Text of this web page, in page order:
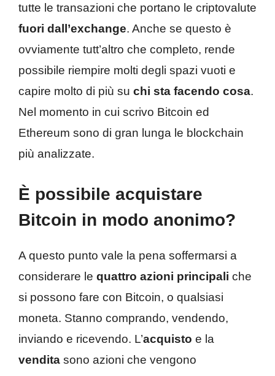
tutte le transazioni che portano le criptovalute
fuori dall’exchange. Anche se questo è
ovviamente tutt’altro che completo, rende
possibile riempire molti degli spazi vuoti e
capire molto di più su chi sta facendo cosa.
Nel momento in cui scrivo Bitcoin ed
Ethereum sono di gran lunga le blockchain
più analizzate.
È possibile acquistare
Bitcoin in modo anonimo?
A questo punto vale la pena soffermarsi a
considerare le quattro azioni principali che
si possono fare con Bitcoin, o qualsiasi
moneta. Stanno comprando, vendendo,
inviando e ricevendo. L’acquisto e la
vendita sono azioni che vengono